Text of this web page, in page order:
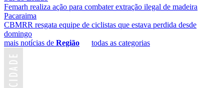
Femarh realiza ação para combater extração ilegal de madeira
Pacaraima
CBMRR resgata equipe de ciclistas que estava perdida desde
domingo
mais notícias de Região todas as categorias